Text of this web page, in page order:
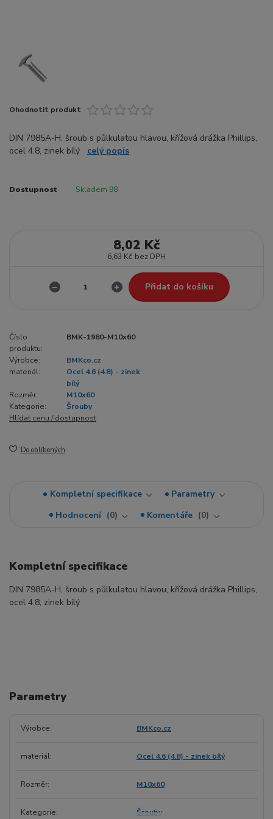
Ohodnotit produkt
DIN 7985A-H, šroub s půlkulatou hlavou, křížová drážka Phillips,
ocel 4.8, zinek bílý celý popis
Dostupnost Skladem 98
8,02 Kč
6,63 Kč bez DPH
Přidat do košíku
Číslo
produktu:
BMK-1980-M10x60
Výrobce:
BMKco.cz
materiál:
Ocel 4.6 (4.8) - zinek
bílý
Rozměr:
M10x60
Kategorie:
Šrouby
Hlídat cenu / dostupnost
Do oblíbených
Kompletní specifikace
Parametry
Hodnocení
0 Komentáře 0
Kompletní specifikace
DIN 7985A-H, šroub s půlkulatou hlavou, křížová drážka Phillips,
ocel 4.8, zinek bílý
Parametry
Výrobce BMKco.cz
materiál Ocel 4.6 (4.8) - zinek bílý
Rozměr M10x60
Kategorie Šrouby